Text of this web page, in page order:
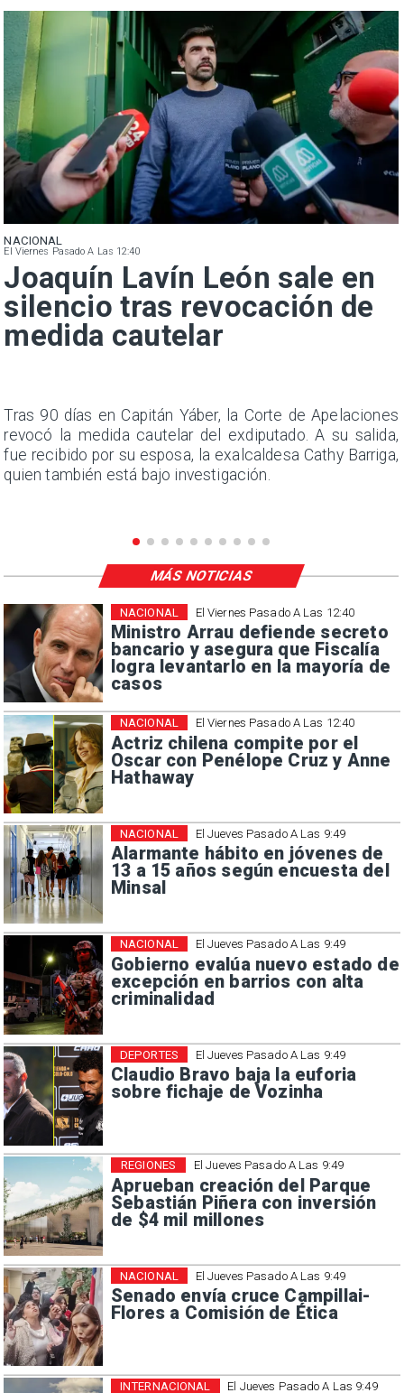
NACIONAL
El Viernes Pasado A Las 12:40
Joaquín Lavín León sale en
silencio tras revocación de
medida cautelar
Tras 90 días en Capitán Yáber, la Corte de Apelaciones
revocó la medida cautelar del exdiputado. A su salida,
fue recibido por su esposa, la exalcaldesa Cathy Barriga,
quien también está bajo investigación.
El Viernes Pasado A Las 12:40
Ministro Arrau defiende secreto
bancario y asegura que Fiscalía
logra levantarlo en la mayoría de
casos
NACIONAL
El Viernes Pasado A Las 12:40
Actriz chilena compite por el
Oscar con Penélope Cruz y Anne
Hathaway
NACIONAL
El Jueves Pasado A Las 9:49
Alarmante hábito en jóvenes de
13 a 15 años según encuesta del
Minsal
NACIONAL
El Jueves Pasado A Las 9:49
Gobierno evalúa nuevo estado de
excepción en barrios con alta
criminalidad
NACIONAL
El Jueves Pasado A Las 9:49
Claudio Bravo baja la euforia
sobre fichaje de Vozinha
DEPORTES
El Jueves Pasado A Las 9:49
Aprueban creación del Parque
Sebastián Piñera con inversión
de $4 mil millones
REGIONES
El Jueves Pasado A Las 9:49
Senado envía cruce Campillai-
Flores a Comisión de Ética
NACIONAL
El Jueves Pasado A Las 9:49
INTERNACIONAL
MÁS NOTICIAS